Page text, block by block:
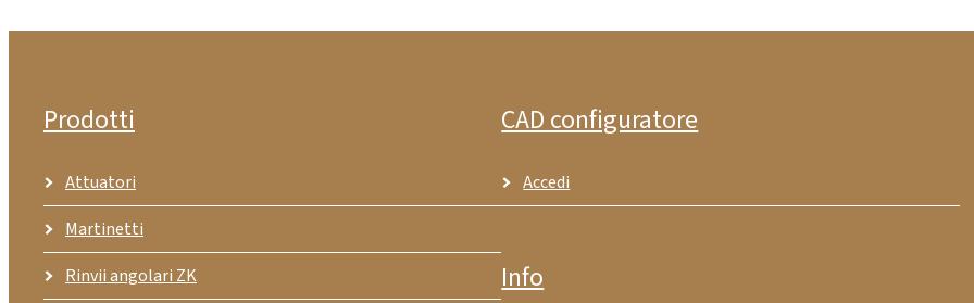
Prodotti
Attuatori
Martinetti
Rinvii angolari ZK
CAD configuratore
Accedi
Info